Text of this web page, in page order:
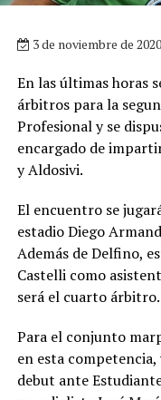
3 de noviembre de 2020
En las últimas horas
árbitros para la
Profesional y se
encargado de
y Aldosivi.
El encuentro se
estadio Diego
Además de Delfino,
Castelli como
será el cuarto árbitro.
Para el conjunto
en esta competencia,
debut ante